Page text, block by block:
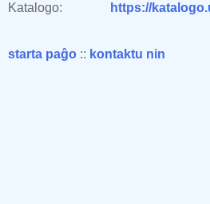
Katalogo:
https://
starta paĝo :: kontaktu nin